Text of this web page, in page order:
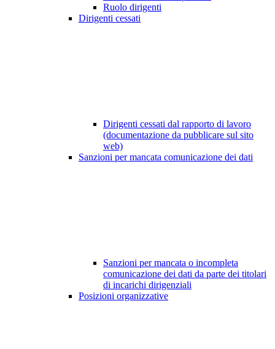
Ruolo dirigenti
Dirigenti cessati
Dirigenti cessati dal rapporto di lavoro
(documentazione da pubblicare sul sito
web)
Sanzioni per mancata comunicazione dei dati
Sanzioni per mancata o incompleta
comunicazione dei dati da parte dei titolari
di incarichi dirigenziali
Posizioni organizzative